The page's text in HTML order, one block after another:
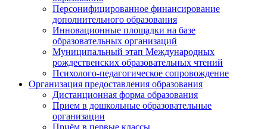
Персонифицированное финансирование
дополнительного образования
Инновационные площадки на базе
образовательных организаций
Муниципальный этап Международных
рождественских образовательных чтений
Психолого-педагогическое сопровождение
Организация предоставления образования
Дистанционная форма образования
Прием в дошкольные образовательные
организации